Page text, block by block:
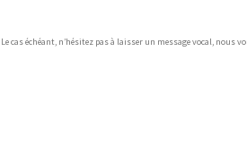
Le cas échéant, n’hésitez pas à laisser un message vocal, nous